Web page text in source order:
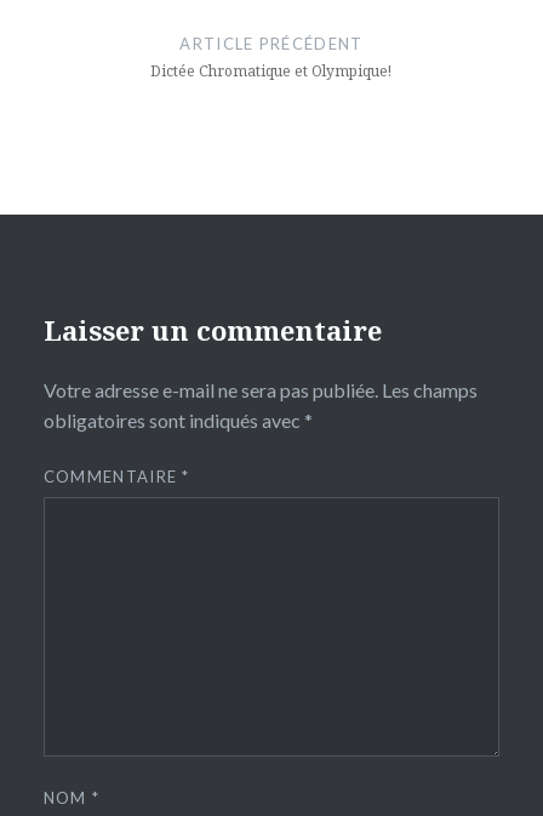
ARTICLE PRÉCÉDENT
Dictée Chromatique et Olympique!
Laisser un commentaire
Votre adresse e-mail ne sera pas publiée. Les champs
obligatoires sont indiqués avec *
COMMENTAIRE*
NOM*